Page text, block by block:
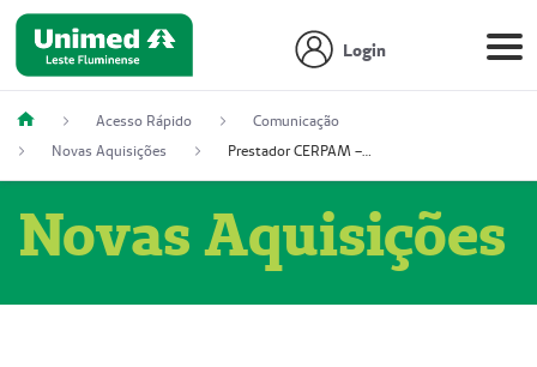
Login
Acesso Rápido
Comunicação
Novas Aquisições
Prestador CERPAM – Centro de Reabilitação S/S Ltda-ME (52004274-8)
Novas Aquisições